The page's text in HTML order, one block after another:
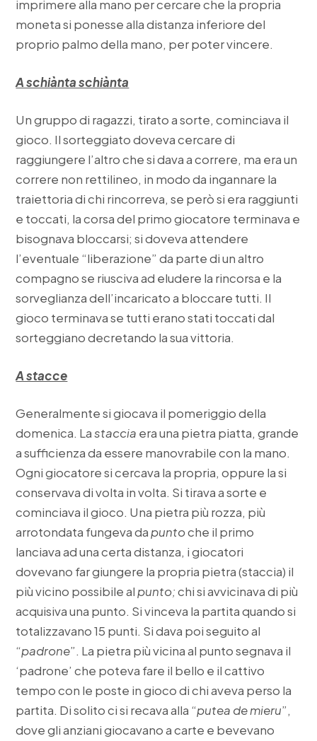
imprimere alla mano per cercare che la propria
moneta si ponesse alla distanza inferiore del
proprio palmo della mano, per poter vincere.
A schiànta schiànta
Un gruppo di ragazzi, tirato a sorte, cominciava il
gioco. Il sorteggiato doveva cercare di
raggiungere l’altro che si dava a correre, ma era un
correre non rettilineo, in modo da ingannare la
traiettoria di chi rincorreva, se però si era raggiunti
e toccati, la corsa del primo giocatore terminava e
bisognava bloccarsi; si doveva attendere
l’eventuale “liberazione” da parte di un altro
compagno se riusciva ad eludere la rincorsa e la
sorveglianza dell’incaricato a bloccare tutti. Il
gioco terminava se tutti erano stati toccati dal
sorteggiano decretando la sua vittoria.
A stacce
Generalmente si giocava il pomeriggio della
domenica. Lastaccia era una pietra piatta, grande
a sufficienza da essere manovrabile con la mano.
Ogni giocatore si cercava la propria, oppure la si
conservava di volta in volta. Si tirava a sorte e
cominciava il gioco. Una pietra più rozza, più
arrotondata fungeva dapuntoche il primo
lanciava ad una certa distanza, i giocatori
dovevano far giungere la propria pietra (staccia) il
più vicino possibile alpunto;chi si avvicinava di più
acquisiva una punto. Si vinceva la partita quando si
totalizzavano 15 punti. Si dava poi seguito al
“padrone”. La pietra più vicina al punto segnava il
‘padrone’ che poteva fare il bello e il cattivo
tempo con le poste in gioco di chi aveva perso la
partita. Di solito ci si recava alla “putea de mieru”,
dove gli anziani giocavano a carte e bevevano